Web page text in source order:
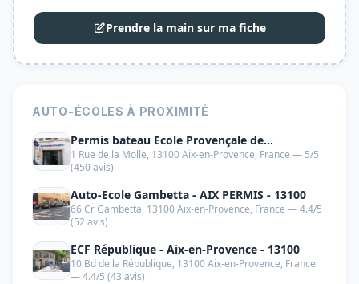
Prendre la main sur ma fiche
AUTO-ÉCOLES À PROXIMITÉ
Permis bateau Ecole Provençale de
Navigation"" - 13100
1 Rue de la Molle, 13100 Aix-en-Provence, France — 5/5
(450 avis)
Auto-Ecole Gambetta - AIX PERMIS - 13100
66 Cr Gambetta, 13100 Aix-en-Provence, France — 4.4/5
(52 avis)
ECF République - Aix-en-Provence - 13100
10 Bd de la République, 13100 Aix-en-Provence, France
— 4.4/5 (43 avis)